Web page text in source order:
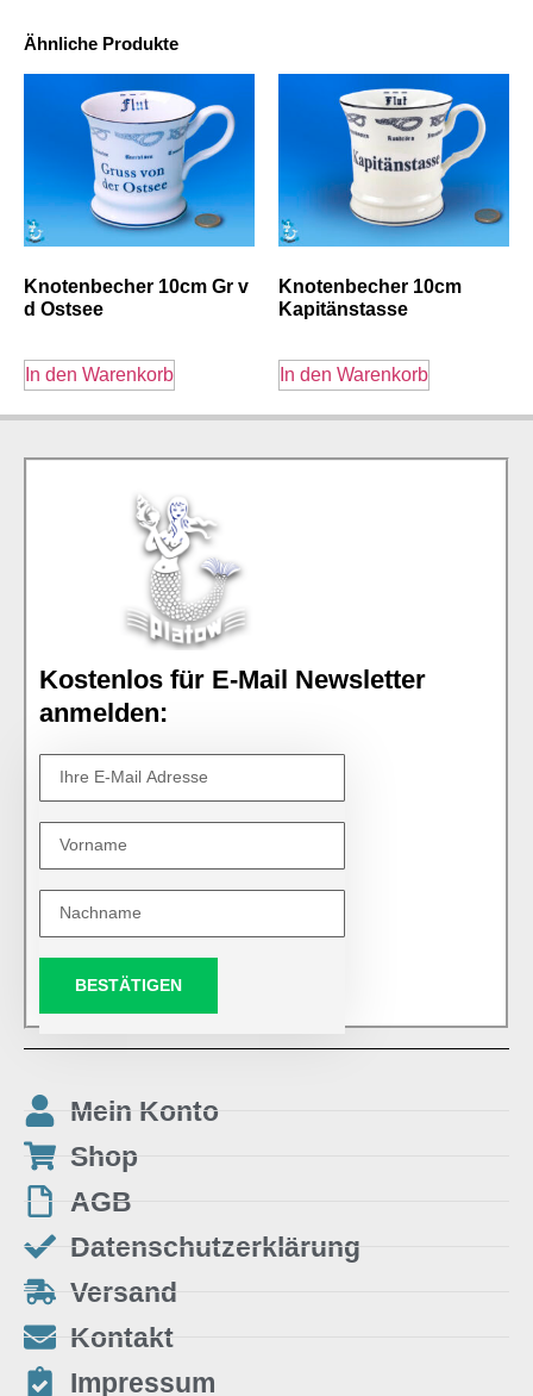
Ähnliche Produkte
Knotenbecher 10cm Gr v
d Ostsee
In den Warenkorb
Knotenbecher 10cm
Kapitänstasse
In den Warenkorb
Kostenlos für E-Mail Newsletter
anmelden:
BESTÄTIGEN
Mein Konto
Shop
AGB
Datenschutzerklärung
Versand
Kontakt
Impressum